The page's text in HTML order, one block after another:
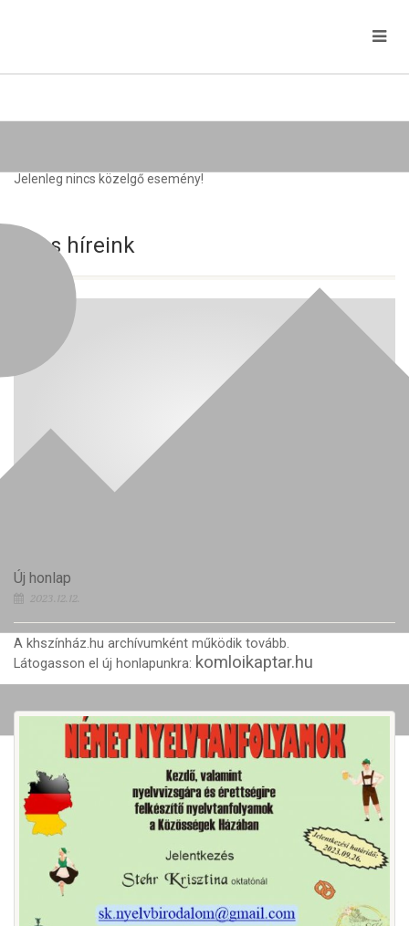
Jelenleg nincs közelgő esemény!
Friss híreink
Új honlap
2023.12.12.
A khszínház.hu archívumként működik tovább.
Látogasson el új honlapunkra: komloikaptar.hu